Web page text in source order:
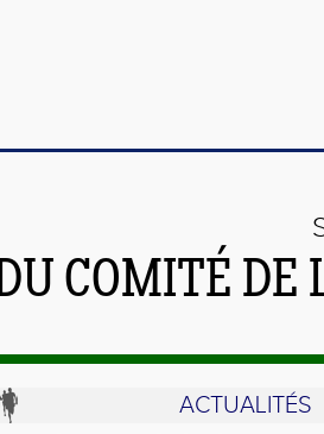
COMITÉ
ACTUALITÉS